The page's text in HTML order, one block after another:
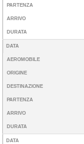
PARTENZA
ARRIVO
DURATA
DATA
AEROMOBILE
ORIGINE
DESTINAZIONE
PARTENZA
ARRIVO
DURATA
DATA